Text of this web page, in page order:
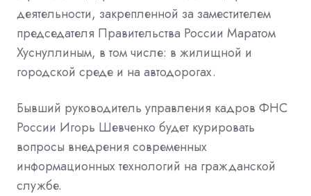
деятельности, закрепленной за заместителем
председателя Правительства России Маратом
Хуснуллиным, в том числе: в жилищной и
городской среде и на автодорогах.
Бывший руководитель управления кадров ФНС
России Игорь Шевченко будет курировать
вопросы внедрения современных
информационных технологий на гражданской
службе.